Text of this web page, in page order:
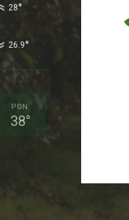
28°
26.9°
PON
38°